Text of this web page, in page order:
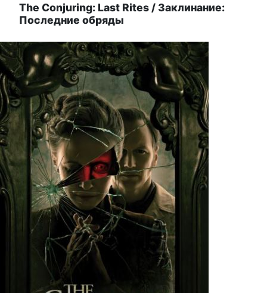
The Conjuring: Last Rites / Заклинание:
Последние обряды